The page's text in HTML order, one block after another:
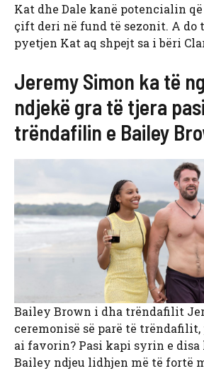
Kat dhe Dale kanë potencialin
çift deri në fund të sezonit. A do
pyetjen Kat aq shpejt sa i bëri
Jeremy Simon ka të
ndjekë gra të tjera
trëndafilin e Bailey
Bailey Brown i dha trëndafilit
ceremonisë së parë të trëndafilit,
ai favorin? Pasi kapi syrin e disa
Bailey ndjeu lidhjen më të fortë